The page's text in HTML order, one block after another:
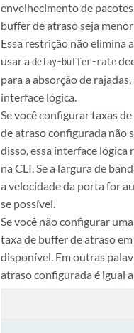
envelhecimento de
buffer de atraso seja
Essa restrição não elimina
usar adelay-buffer-rate
para a absorção de
interface lógica.
Se você configurar taxas
de atraso configurada não
disso, essa interface lógica
na CLI. Se a largura de
a velocidade da porta for
se possível.
Se você não configurar
taxa de buffer de atraso
disponível. Em outras
atraso configurada é igual